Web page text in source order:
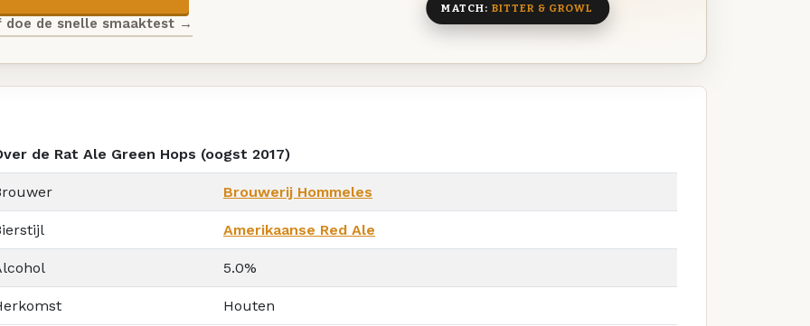
doe de snelle smaaktest →
MATCH: BITTER & GROWL
de Rat Ale Green Hops (oogst 2017)
Brouwerij Hommeles
Amerikaanse Red Ale
5.0%
Houten